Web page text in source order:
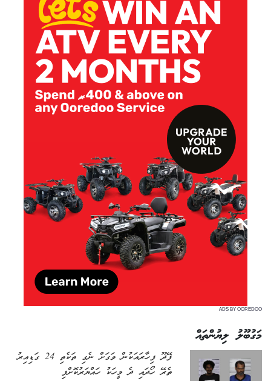
ADS BY OOREDOO
މަގުބޫލު ލިޔުންތައް
ފޭދޫ ފިހާރައަކުން ވަގަށް ނެގި ތަކެތި 24 ގަޑިއިރު
ތެރޭ ހޯދައި ދެ މީހަކު ހައްޔަރުކޮށްފި